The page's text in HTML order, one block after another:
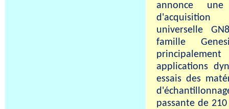
annonce
universelle
famille
applications
essais des
passante de